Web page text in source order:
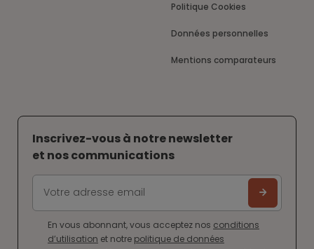
Politique Cookies
Données personnelles
Mentions comparateurs
Inscrivez-vous à notre newsletter
et nos communications
En vous abonnant, vous acceptez nos conditions
d’utilisation et notre politique de données